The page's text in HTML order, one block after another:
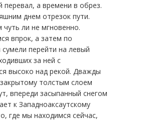
а времени в обрез.
днем отрезок пути.
ли не мгновенно.
впрок, а затем по
перейти на левый
за ней с
высоко над рекой. Дважды
толстым слоем
впереди засыпанный снегом
к Западноаксаутскому
где мы находимся сейчас,